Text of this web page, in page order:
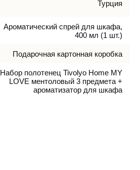
Турция
Ароматический спрей для шкафа,
400 мл (1 шт.)
Подарочная картонная коробка
Набор полотенец Tivolyo Home MY
LOVE ментоловый 3 предмета +
ароматизатор для шкафа